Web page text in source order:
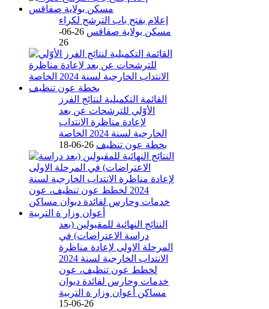
إعلام بفتح باب الترشح لكراء
مسكن بولاية صفاقس
26-06-
26
القائمة التكميلية لنتائج الفرز
الأوّلي للترشحات عن بعد
لإعادة مناظرة الانتداب
الخارجية لسنة 2024 الخاصة
بخطة عون تنظيف 26-06-18
النتائج النهائية للمقبولين (بعد
دراسة الاعتراضات) في
المرحلة الاولى لإعادة مناظرة
الانتداب الخارجية لسنة 2024
لخطط عون تنظيف، عون
خدمات وحارس لفائدة ديوان
مساكن أعوان وزار ة التربية
26-06-15